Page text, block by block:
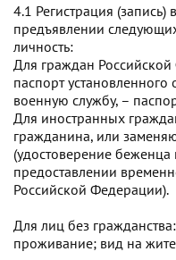
4.1 Регистрация (запись)
предъявлении
личность:
Для граждан
паспорт
военную службу, –
Для иностранных
гражданина, или
(удостоверение беженца
предоставлении
Российской Федерации).
Для лиц без
проживание; вид на